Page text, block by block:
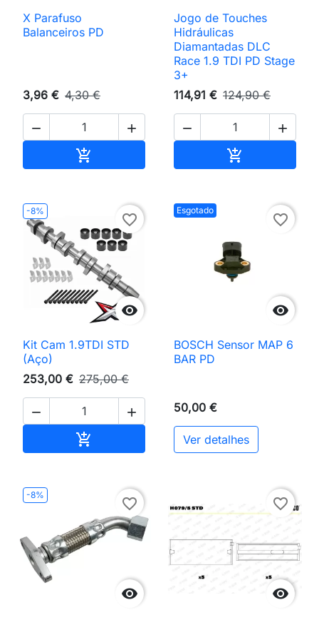
X Parafuso
Balanceiros PD
3,96 € 4,30 €
 

Jogo de Touches
Hidráulicas
Diamantadas DLC
Race 1.9 TDI PD Stage
3+
114,91 € 124,90 €
 

-8%

favorite_border
Kit Cam 1.9TDI STD
(Aço)
253,00 € 275,00 €
 
 Adicionar ao carrinho
Esgotado

favorite_border
BOSCH Sensor MAP 6
BAR PD
50,00 €
Ver detalhes
-8%

favorite_border

favorite_border